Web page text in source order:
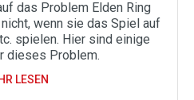
das Problem Elden Ring
wenn sie das Spiel auf
spielen. Hier sind einige
dieses Problem.
LESEN